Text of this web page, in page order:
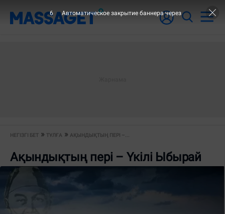
НЕГІЗГІ БЕТ ТҰЛҒА АҚЫНДЫҚТЫҢ ПЕРІ –...
Ақындықтың пері – Үкілі Ыбырай
5 Автоматическое закрытие баннера через